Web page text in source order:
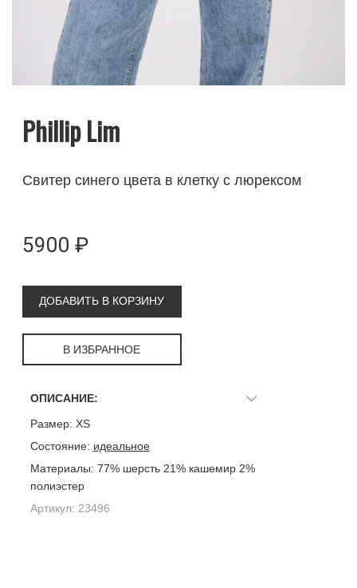
Phillip Lim
Свитер синего цвета в клетку с люрексом
5900 ₽
ДОБАВИТЬ В КОРЗИНУ
В ИЗБРАННОЕ
ОПИСАНИЕ:
Размер: XS
Состояние: идеальное
Материалы: 77% шерсть 21% кашемир 2%
полиэстер
Артикул: 23496